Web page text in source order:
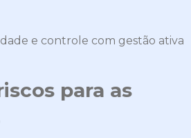
e controle com gestão ativa
para as